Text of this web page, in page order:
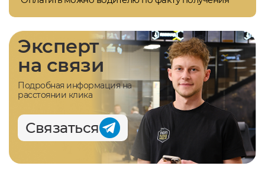
Эксперт
на связи
Подробная информация на
расстоянии клика
Связаться